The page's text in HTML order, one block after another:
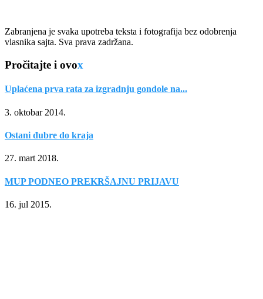
Zabranjena je svaka upotreba teksta i fotografija bez odobrenja
vlasnika sajta. Sva prava zadržana.
Pročitajte i ovox
Uplaćena prva rata za izgradnju gondole na...
3. oktobar 2014.
Ostani đubre do kraja
27. mart 2018.
MUP PODNEO PREKRŠAJNU PRIJAVU
16. jul 2015.